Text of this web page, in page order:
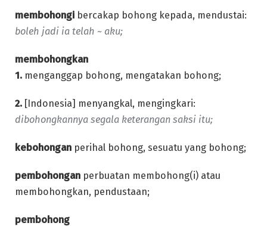
membohongi bercakap bohong kepada, mendustai:
boleh jadi ia telah ~ aku;
membohongkan
1. menganggap bohong, mengatakan bohong;
2. [Indonesia] menyangkal, mengingkari:
dibohongkannya segala keterangan saksi itu;
kebohongan perihal bohong, sesuatu yang bohong;
pembohongan perbuatan membohong(i) atau
membohongkan, pendustaan;
pembohong